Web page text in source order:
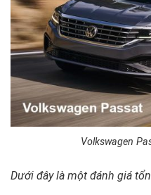
Volkswagen
Dưới đây là một đánh giá